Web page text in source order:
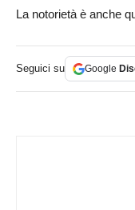
La notorietà è anche
Seguici su Google